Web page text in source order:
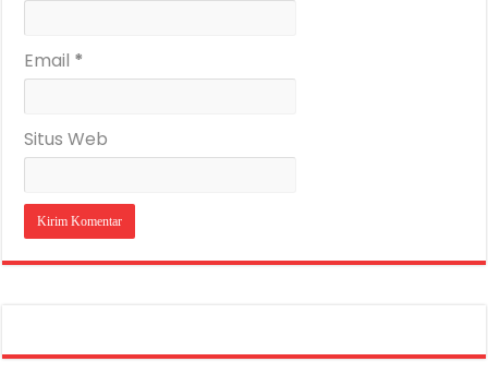
Email *
Situs Web